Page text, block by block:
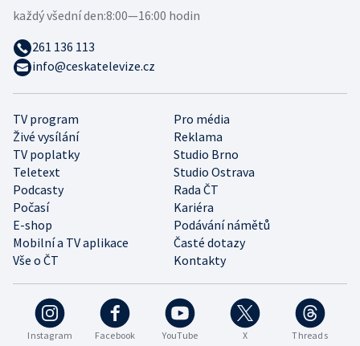
Instagram Facebook YouTube X Threads
TV program
Pro média
Živé vysílání
Reklama
TV poplatky
Studio Brno
Teletext
Studio Ostrava
Podcasty
Rada ČT
Počasí
Kariéra
E-shop
Podávání námětů
Mobilní a TV aplikace
Časté dotazy
Vše o ČT
Kontakty
každý všední den:8:00—16:00 hodin
261 136 113
info@ceskatelevize.cz